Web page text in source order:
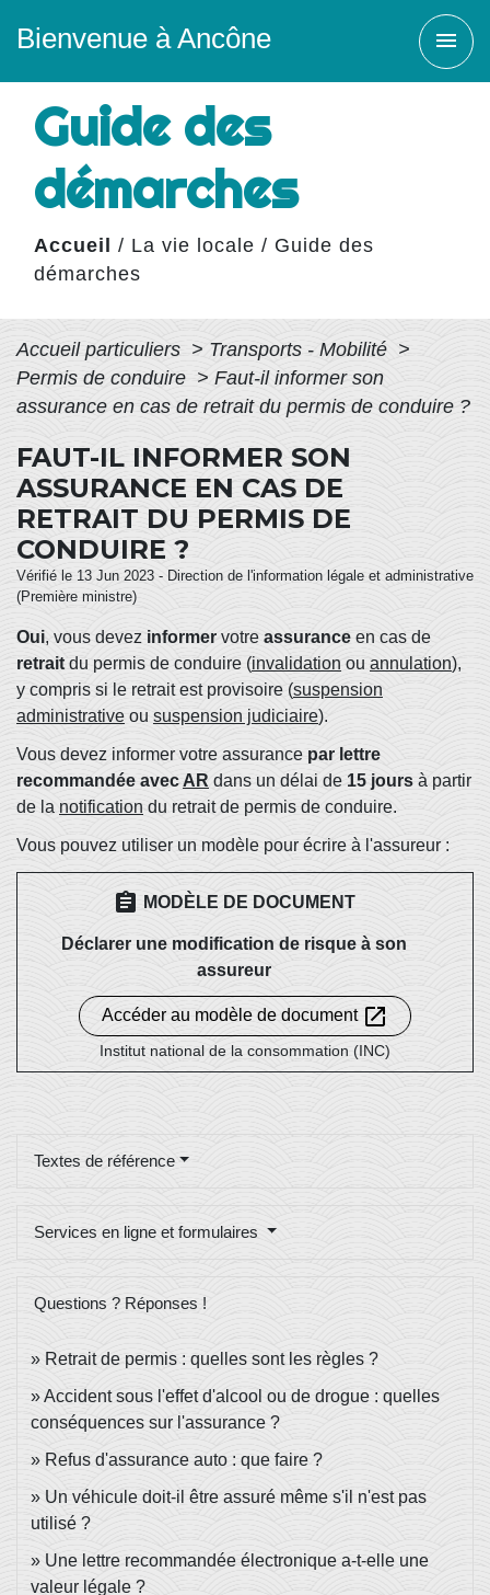
Bienvenue à Ancône menu
Guide des
démarches
Accueil / La vie locale / Guide des
démarches
Accueil particuliers > Transports - Mobilité >
Permis de conduire > Faut-il informer son
assurance en cas de retrait du permis de conduire ?
FAUT-IL INFORMER SON
ASSURANCE EN CAS DE
RETRAIT DU PERMIS DE
CONDUIRE ?
Vérifié le 13 Jun 2023 - Direction de l'information légale et administrative
(Première ministre)
Oui, vous devez informer votre assurance en cas de
retrait du permis de conduire (invalidation ou annulation),
y compris si le retrait est provisoire (suspension
administrative ou suspension judiciaire).
Vous devez informer votre assurance par lettre
recommandée avec AR dans un délai de 15 jours à partir
de la notification du retrait de permis de conduire.
Vous pouvez utiliser un modèle pour écrire à l'assureur :
assignment MODÈLE DE DOCUMENT
Déclarer une modification de risque à son
assureur
Accéder au modèle de document open_in_new
Institut national de la consommation (INC)
Textes de référence
Services en ligne et formulaires
Questions ? Réponses !
Retrait de permis : quelles sont les règles ?
Accident sous l'effet d'alcool ou de drogue : quelles
conséquences sur l'assurance ?
Refus d'assurance auto : que faire ?
Un véhicule doit-il être assuré même s'il n'est pas
utilisé ?
Une lettre recommandée électronique a-t-elle une
valeur légale ?